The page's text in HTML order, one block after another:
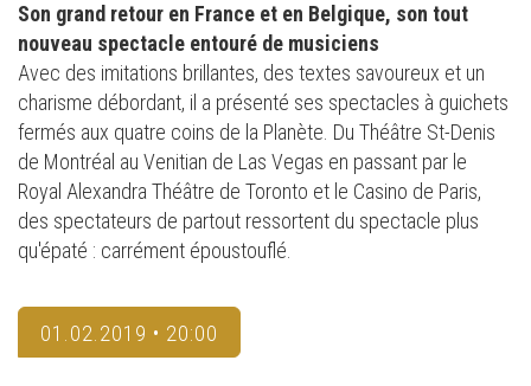
Son grand retour en France et en Belgique, son tout
nouveau spectacle entouré de musiciens
Avec des imitations brillantes, des textes savoureux et un
charisme débordant, il a présenté ses spectacles à guichets
fermés aux quatre coins de la Planète. Du Théâtre St-Denis
de Montréal au Venitian de Las Vegas en passant par le
Royal Alexandra Théâtre de Toronto et le Casino de Paris,
des spectateurs de partout ressortent du spectacle plus
qu'épaté : carrément époustouflé.
01.02.2019 • 20:00